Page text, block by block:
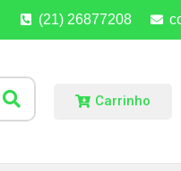
(21) 26877208
Carrinho